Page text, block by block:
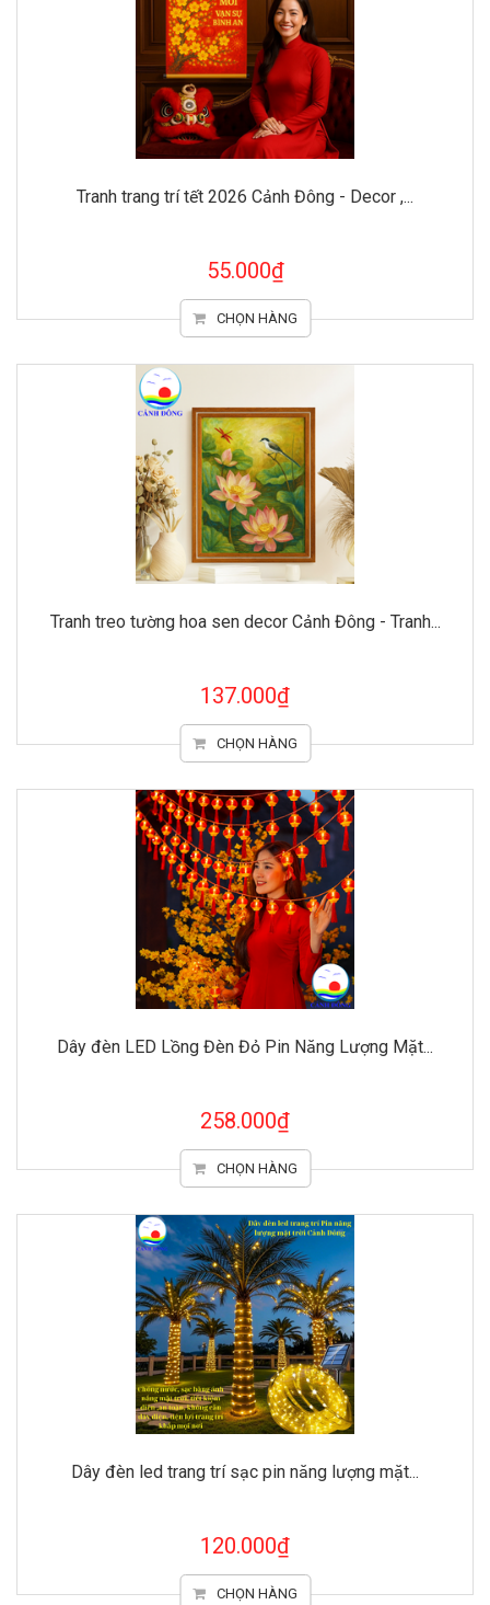
Tranh trang trí tết 2026 Cảnh Đông - Decor ,...
55.000₫
CHỌN HÀNG
Tranh treo tường hoa sen decor Cảnh Đông - Tranh...
137.000₫
CHỌN HÀNG
Dây đèn LED Lồng Đèn Đỏ Pin Năng Lượng Mặt...
258.000₫
CHỌN HÀNG
Dây đèn led trang trí sạc pin năng lượng mặt...
120.000₫
CHỌN HÀNG